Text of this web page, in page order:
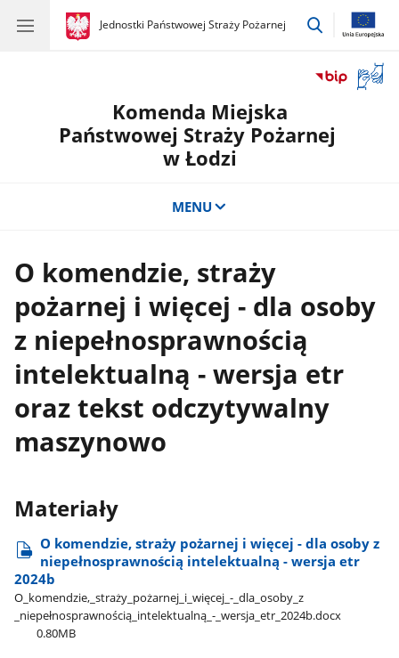
gov.pl
Jednostki Państwowej Straży Pożarnej
gov.pl
Jednostki
przejdź
okno
Komenda Miejska
Państwowej Straży Pożarnej
w Łodzi
MENU
O komendzie, straży
pożarnej i więcej - dla osoby
z niepełnosprawnością
intelektualną - wersja etr
oraz tekst odczytywalny
maszynowo
Materiały
O komendzie, straży pożarnej i więcej - dla osoby z
niepełnosprawnością intelektualną - wersja etr
2024b
O​_komendzie,​_straży​_pożarnej​_i​_więcej​_-​_dla​_osoby​_z​
_niepełnosprawnością​_intelektualną​_-​_wersja​_etr​_2024b.docx
0.80MB